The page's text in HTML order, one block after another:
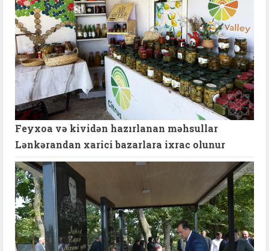
Feyxoa və kividən hazırlanan məhsullar
Lənkərandan xarici bazarlara ixrac olunur